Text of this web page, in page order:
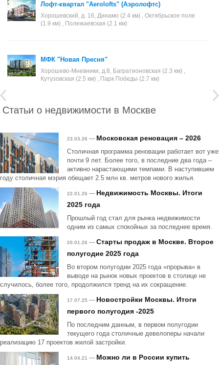
Лофт-квартал "Aerolofts" (Аэролофтс)
Хорошевский, д. 16, Динамо (2.4 км) , Октябрьское поле
(1.9 км) , Полежаевская (2.1 км)
МФК "Новая Пресня"
Хорошево-Мневники, д.8, Багратионовская (2.3 км) ,
Кутузовская (2.5 км) , Парк Победы (2.7 км)
Статьи о недвижимости в Москве
23.03.26 — Московская реновация – 2026
Столичная программа реновации работает вот уже
почти 9 лет. Более того, в последние два года –
активно нарастающими темпами. В наступившем
году столичная мэрия обещает 2.5 млн кв. метров нового жилья.
22.01.26 — Недвижимость Москвы. Итоги
2025 года
Прошлый год стал для рынка недвижимости
одним из самых спокойных за последнее время.
20.01.26 — Старты продаж в Москве. Второе
полугодие 2025 года
Во втором полугодии 2025 года «прорыва» в
выводе на рынок новых проектов в столице не
случилось, более того, продолжился тренд на их сокращение.
17.07.25 — Новостройки Москвы. Итоги
первого полугодия -2025
По последним данным, в первом полугодии
текущего года столичные девелоперы начали
реализацию 17 проектов жилой застройки.
14.04.21 — Можно ли в России купить